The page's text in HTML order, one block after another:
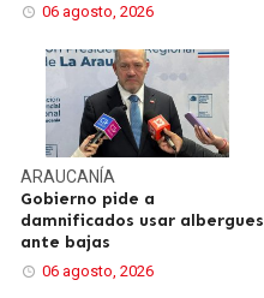
06 agosto, 2026
ARAUCANÍA
Gobierno pide a
damnificados usar albergues
ante bajas
06 agosto, 2026